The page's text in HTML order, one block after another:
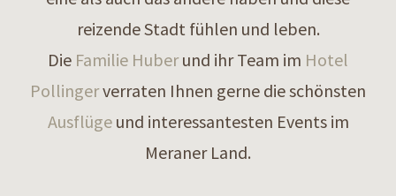
reizende Stadt fühlen und leben.
Die Familie Huberund ihr Team im Hotel
Pollingerverraten Ihnen gerne die schönsten
Ausflügeund interessantesten Events im
Meraner Land.